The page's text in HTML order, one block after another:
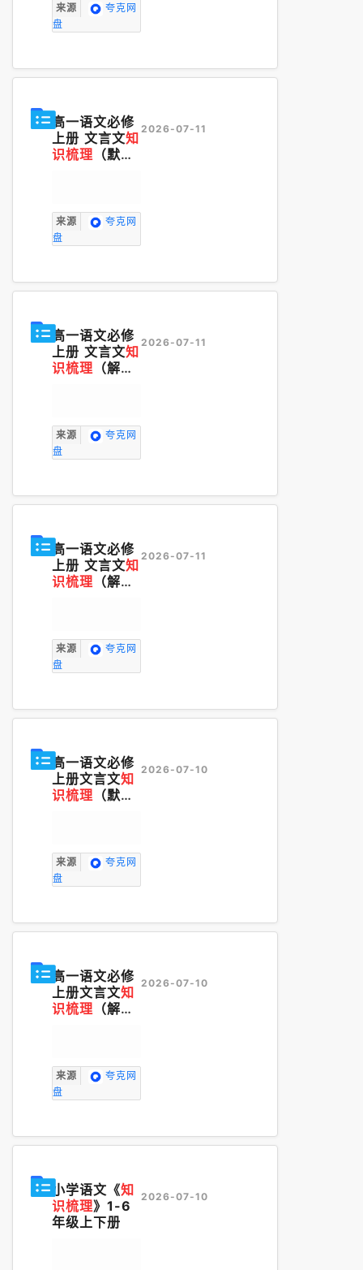
来源
夸克网
盘
高一语文必修
上册 文言文知
识梳理 （默写
来源
夸克网
盘
2026-07-11
高一语文必修
上册 文言文知
识梳理 （解析
来源
夸克网
盘
2026-07-11
高一语文必修
上册 文言文知
识梳理 （解析
来源
夸克网
盘
2026-07-11
高一语文必修
上册文言文知
识梳理 （默写
来源
夸克网
盘
2026-07-10
高一语文必修
上册文言文知
识梳理 （解析
来源
夸克网
盘
2026-07-10
小学语文《知
识梳理》1-6
年级上下册
2026-07-10